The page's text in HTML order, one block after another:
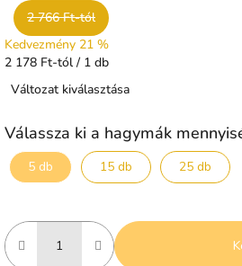
2 766 Ft-tól
Kedvezmény 21 %
Egységár:
2 178 Ft-tól / 1 db
Változat kiválasztása
Válassza ki a hagymák
5 db 15 db 25 db